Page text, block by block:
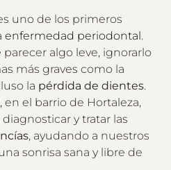
uno de los primeros
enfermedad periodontal.
algo leve, ignorarlo
más graves como la
la pérdida de dientes.
, en el barrio de Hortaleza,
y tratar las
, ayudando a nuestros
sonrisa sana y libre de